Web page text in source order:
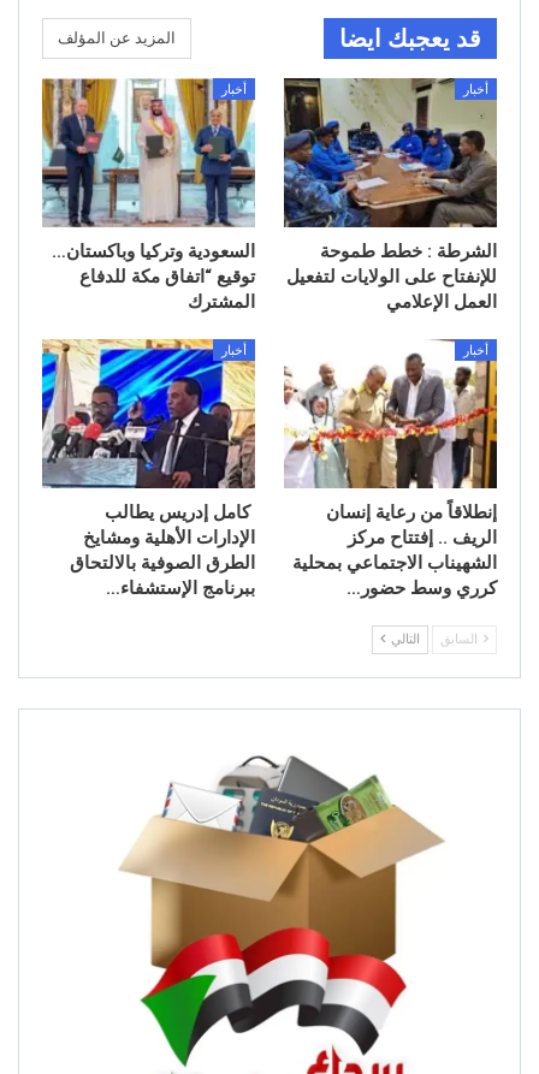
قد يعجبك ايضا المزيد عن المؤلف
أخبار
الشرطة : خطط طموحة
للإنفتاح على الولايات لتفعيل
العمل الإعلامي
أخبار
السعودية وتركيا وباكستان…
توقيع “اتفاق مكة للدفاع
المشترك
أخبار
إنطلاقاً من رعاية إنسان
الريف .. إفتتاح مركز
الشهيناب الاجتماعي بمحلية
كرري وسط حضور…
أخبار
كامل إدريس يطالب
الإدارات الأهلية ومشايخ
الطرق الصوفية بالالتحاق
ببرنامج الإستشفاء…
السابق التالي